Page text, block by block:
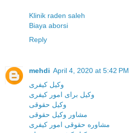
Klinik raden saleh
Biaya aborsi
Reply
mehdi April 4, 2020 at 5:42 PM
وکیل کیفری
وکیل برای امور کیفری
وکیل حقوقی
مشاور وکیل حقوقی
مشاوره حقوقی امور کیفری